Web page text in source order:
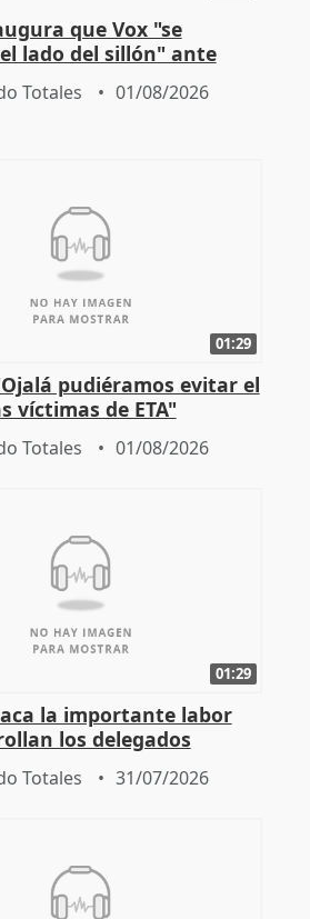
que Vox "se
lado del sillón" ante
la oposición
Totales 01/08/2026
01:29
pudiéramos evitar el
víctimas de ETA"
Totales 01/08/2026
01:29
la importante labor
los delegados
de la Junta
Totales 31/07/2026